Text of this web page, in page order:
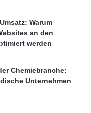
Warum
an den
werden
Chemiebranche:
Unternehmen